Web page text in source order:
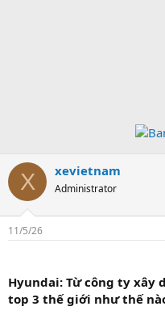
X xevietnam
Administrator
11/5/26
Hyundai: Từ công ty xây
top 3 thế giới như thế